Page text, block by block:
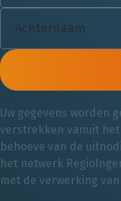
Uw gegevens worden
verstrekken vanuit
behoeve van de
het netwerk
met de verwerking